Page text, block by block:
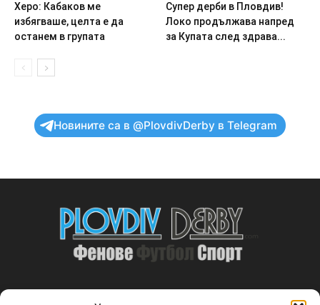
Херо: Кабаков ме
избягваше, целта е да
останем в групата
Супер дерби в Пловдив!
Локо продължава напред
за Купата след здрава...
Новините са в @PlovdivDerby в Telegram